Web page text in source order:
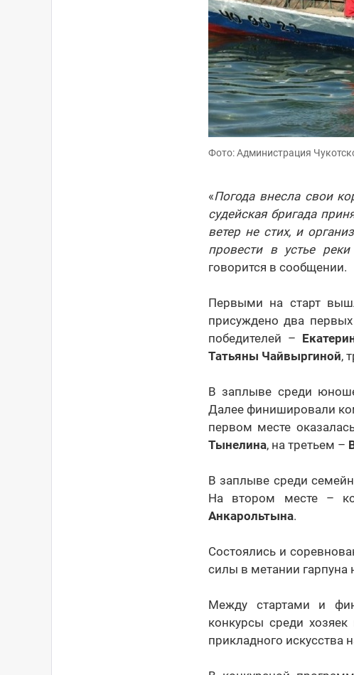
Фото: Администрация
«Погода внесла свои
судейская бригада
ветер не стих, и
провести в устье
говорится в сообщении.
Первыми на старт
присуждено два
победителей –
Татьяны Чайвыргиной,
В заплыве среди
Далее финишировали
первом месте
Тынелина, на третьем –
В заплыве среди
На втором месте –
Анкарольтына.
Состоялись и
силы в метании гарпуна
Между стартами и
конкурсы среди
прикладного искусства